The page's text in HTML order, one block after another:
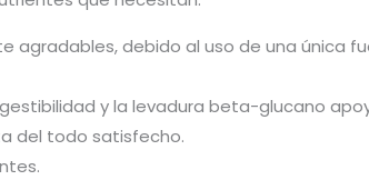
agradables, debido al uso de una única
y la levadura beta-glucano
del todo satisfecho.